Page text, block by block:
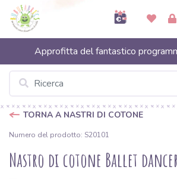
Approfitta del fantastico
TORNA A NASTRI DI COTONE
Numero del prodotto: S20101
Nastro di cotone Ballet